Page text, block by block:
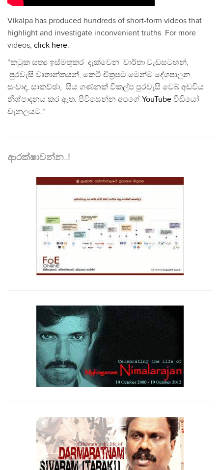
Vikalpa has produced hundreds of short-form videos that
highlight and investigate inconvenient truths. For more
videos, click here.
"කටුක සත්‍ය ඉස්මතුකර දැක්වෙන වාර්තා වැඩසටහන්,
පුරවැසි වෘතාන්තයන්, කෙටි චිත්‍රපට මෙන්ම දේශපාලන
සංවාද, සාකච්ඡා, සිය ගණනක් විකල්ප පුරවැසි වෙබ් අඩවිය
නිශ්පාදනය කර ඇත. පිවිසෙන්න අපගේ YouTube වීඩියෝ
චැනලයට."
ආරක්ෂාවන්න..!